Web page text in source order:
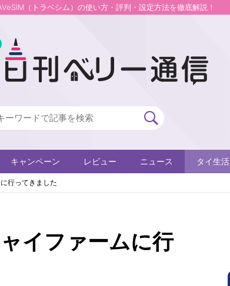
（トラベシム）の使い方・評判・設定方法を徹底解説！
キャンペーン レビュー ニュース タイ生活
行ってきました
イファームに行